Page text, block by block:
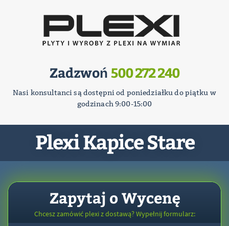
Zadzwoń 500 272 240
Nasi konsultanci są dostępni od poniedziałku do piątku w
godzinach 9:00-15:00
Plexi Kapice Stare
Zapytaj o Wycenę
Chcesz zamówić plexi z dostawą? Wypełnij formularz: